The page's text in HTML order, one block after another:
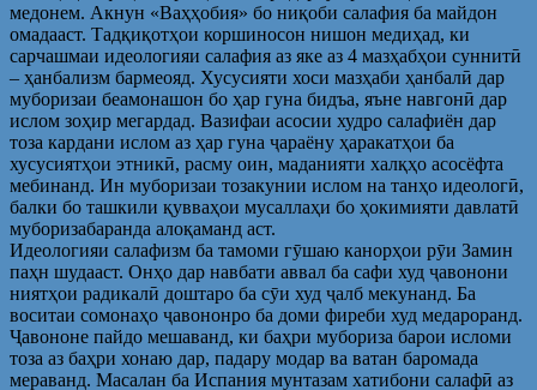
медонем. Акнун «Ваҳҳобия» бо ниқоби салафия ба майдон
омадааст. Тадқиқотҳои коршиносон нишон медиҳад, ки
сарчашмаи идеологияи салафия аз яке аз 4 мазҳабҳои суннитӣ
– ҳанбализм бармеояд. Хусусияти хоси мазҳаби ҳанбалӣ дар
муборизаи беамонашон бо ҳар гуна бидъа, яъне навгонӣ дар
ислом зоҳир мегардад. Вазифаи асосии худро салафиён дар
тоза кардани ислом аз ҳар гуна ҷараёну ҳаракатҳои ба
хусусиятҳои этникӣ, расму оин, маданияти халқҳо асосёфта
мебинанд. Ин муборизаи тозакунии ислом на танҳо идеологӣ,
балки бо ташкили қувваҳои мусаллаҳи бо ҳокимияти давлатӣ
муборизабаранда алоқаманд аст.
Идеологияи салафизм ба тамоми гӯшаю канорҳои рӯи Замин
паҳн шудааст. Онҳо дар навбати аввал ба сафи худ ҷавонони
ниятҳои радикалӣ доштаро ба сӯи худ ҷалб мекунанд. Ба
воситаи сомонаҳо ҷавононро ба доми фиреби худ медароранд.
Ҷавононе пайдо мешаванд, ки баҳри мубориза барои исломи
тоза аз баҳри хонаю дар, падару модар ва ватан баромада
мераванд. Масалан ба Испания мунтазам хатибони салафӣ аз